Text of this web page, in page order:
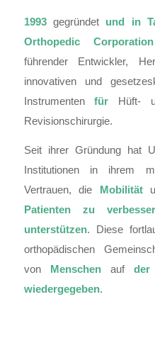
1993gegründet ​​ und in
Orthopedic Corporation
führender Entwickler,
innovativen und
Instrumentenfür Hüft-
Revisionschirurgie.
Seit ihrer Gründung hat
Institutionen in ihrem
Vertrauen, die
Mobilität
Patienten zu
unterstützen. Diese
orthopädischen
von
Menschenauf der
wiedergegeben.